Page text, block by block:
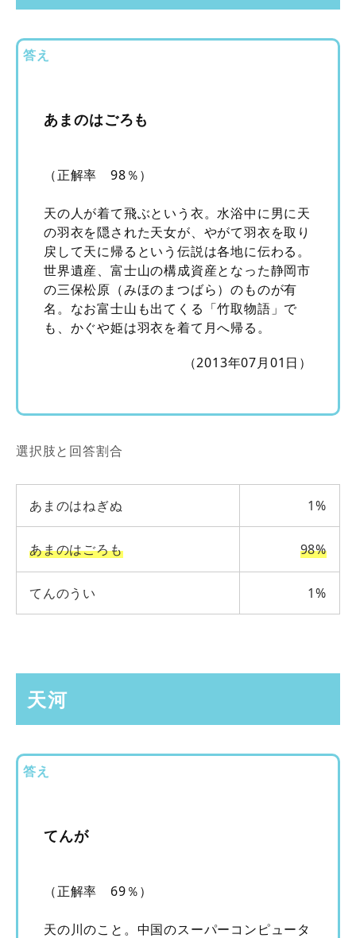
答え
あまのはごろも
（正解率 98％）
天の人が着て飛ぶという衣。水浴中に男に天
の羽衣を隠された天女が、やがて羽衣を取り
戻して天に帰るという伝説は各地に伝わる。
世界遺産、富士山の構成資産となった静岡市
の三保松原（みほのまつばら）のものが有
名。なお富士山も出てくる「竹取物語」で
も、かぐや姫は羽衣を着て月へ帰る。
（2013年07月01日）
選択肢と回答割合
あまのはねぎぬ 1%
あまのはごろも 98%
てんのうい 1%
天河
答え
てんが
（正解率 69％）
天の川のこと。中国のスーパーコンピュータ